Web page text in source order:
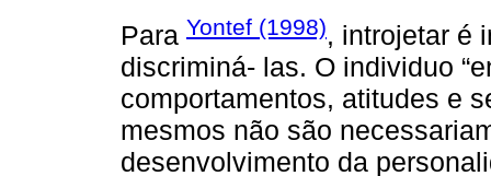
Para Yontef (1998), introjetar é
discriminá- las. O individuo
comportamentos, atitudes e
mesmos não são
desenvolvimento da